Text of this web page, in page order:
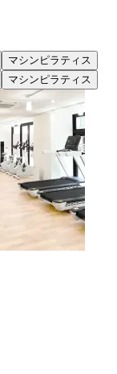
マシンピラティス
マシンピラティス